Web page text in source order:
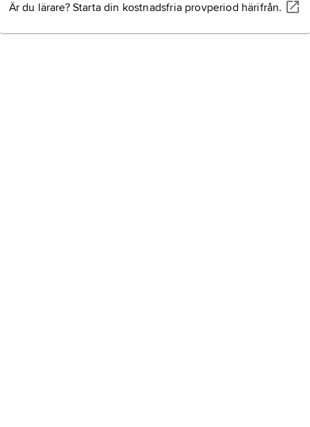
Är du lärare? Starta din kostnadsfria provperiod härifrån.